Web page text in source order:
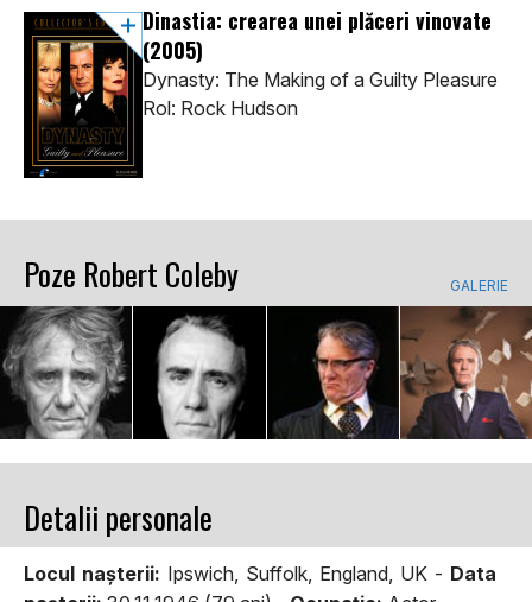
Dinastia: crearea unei plăceri vinovate
(2005)
Dynasty: The Making of a Guilty Pleasure
Rol: Rock Hudson
Poze Robert Coleby GALERIE
Detalii personale
Locul naşterii: Ipswich, Suffolk, England, UK - Data